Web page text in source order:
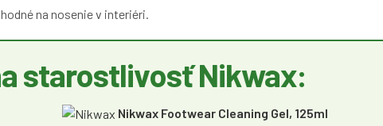
na nosenie v interiéri.
starostlivosť Nikwax:
Nikwax Footwear Cleaning Gel, 125ml